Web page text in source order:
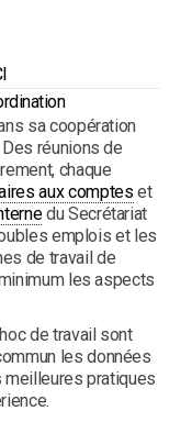
sa coopération
réunions de
chaque
aux comptes et
du Secrétariat
emplois et les
de travail de
les aspects
de travail sont
les données
meilleures pratiques